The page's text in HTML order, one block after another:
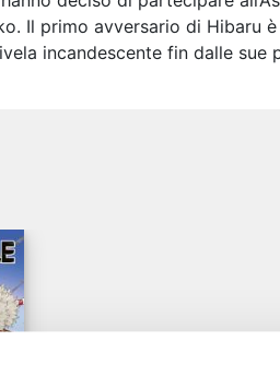
Il primo avversario di Hibaru
incandescente fin dalle sue